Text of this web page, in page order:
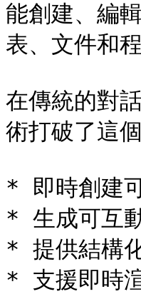
能創建、編
表、文件和
在傳統的對
術打破了這
* 即時創建
* 生成可互
* 提供結構
* 支援即時